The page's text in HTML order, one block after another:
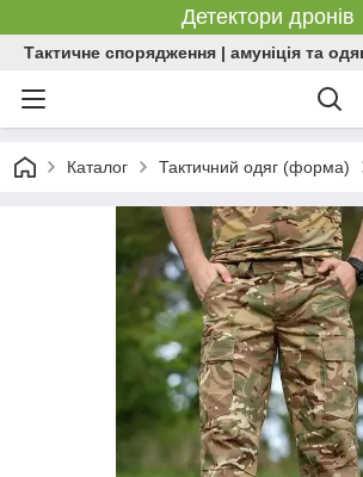
Детектори дронів
Тактичне спорядження | амуніція та
Каталог Тактичний одяг (форма)